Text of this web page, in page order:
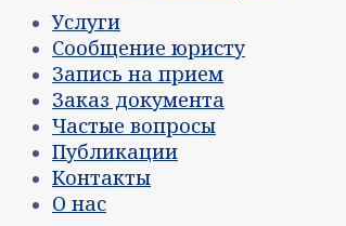
Услуги
Сообщение юристу
Запись на прием
Заказ документа
Частые вопросы
Публикации
Контакты
О нас